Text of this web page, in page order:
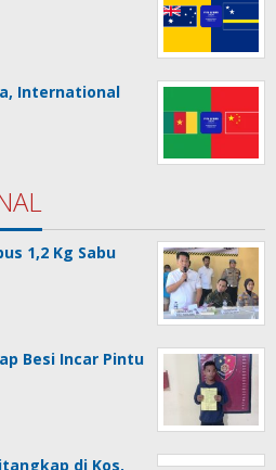
International
1,2 Kg Sabu
Besi Incar Pintu
di Kos,